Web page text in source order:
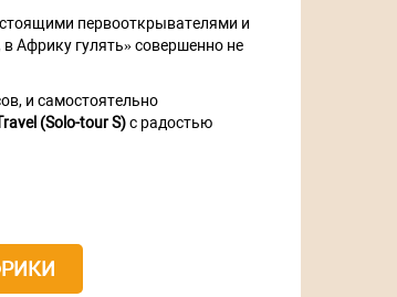
первооткрывателями и
Африку гулять» совершенно не
и самостоятельно
(Solo-tour S)с радостью